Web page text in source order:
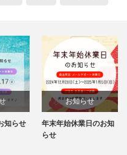
知らせ
お知らせ
年末年始休業日のお知
らせ